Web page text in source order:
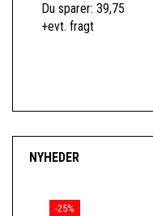
Du sparer: 39,75
+evt. fragt
NYHEDER
-25%